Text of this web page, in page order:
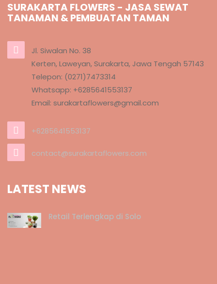
SURAKARTA FLOWERS - JASA SEWAT
TANAMAN & PEMBUATAN TAMAN
Jl. Siwalan No. 38
Kerten, Laweyan, Surakarta, Jawa Tengah 57143
Telepon: (0271)7473314
Whatsapp: +6285641553137
Email: surakartaflowers@gmail.com
+6285641553137
contact@surakartaflowers.com
LATEST NEWS
Retail Terlengkap di Solo